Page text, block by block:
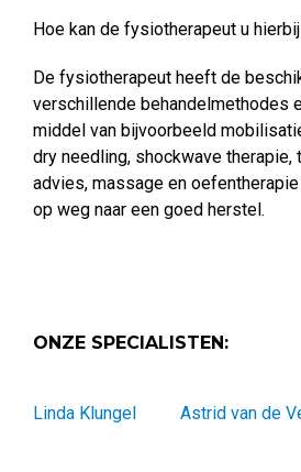
Hoe kan de fysiotherapeut u
De fysiotherapeut heeft de
verschillende behandelmethodes
middel van bijvoorbeeld
dry needling, shockwave therapie,
advies, massage en
op weg naar een goed herstel.
ONZE SPECIALISTEN:
Linda Klungel Astrid van de